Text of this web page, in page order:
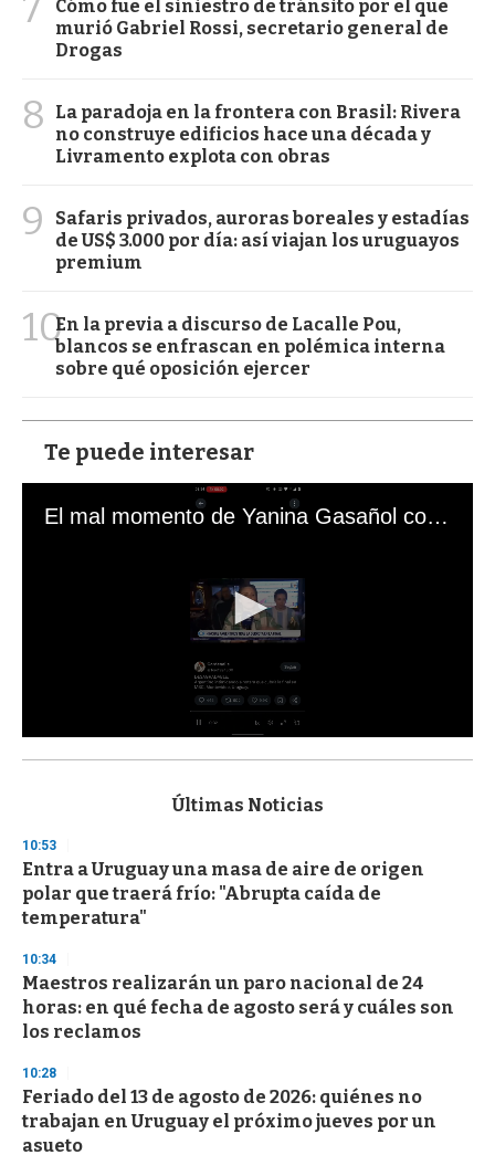
Cómo fue el siniestro de tránsito por el que
murió Gabriel Rossi, secretario general de
Drogas
8
La paradoja en la frontera con Brasil: Rivera
no construye edificios hace una década y
Livramento explota con obras
9
Safaris privados, auroras boreales y estadías
de US$ 3.000 por día: así viajan los uruguayos
premium
10En la previa a discurso de Lacalle Pou,
blancos se enfrascan en polémica interna
sobre qué oposición ejercer
Te puede interesar
El mal momento de Yanina Gasañol con un hincha argentino en "Subrayado"
s
d
s
o
f
3
s
e
c
o
n
Últimas Noticias
10:53
Entra a Uruguay una masa de aire de origen
polar que traerá frío: "Abrupta caída de
temperatura"
10:34
Maestros realizarán un paro nacional de 24
horas: en qué fecha de agosto será y cuáles son
los reclamos
10:28
Feriado del 13 de agosto de 2026: quiénes no
trabajan en Uruguay el próximo jueves por un
asueto